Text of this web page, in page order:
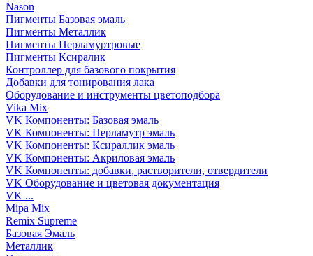
Nason
Пигменты Базовая эмаль
Пигменты Металлик
Пигменты Перламуртровые
Пигменты Ксиралик
Контроллер для базового покрытия
Добавки для тонирования лака
Оборудование и инструменты цветоподбора
Vika Mix
VK Компоненты: Базовая эмаль
VK Компоненты: Перламутр эмаль
VK Компоненты: Ксираллик эмаль
VK Компоненты: Акриловая эмаль
VK Компоненты: добавки, растворители, отвердители
VK Оборудование и цветовая документация
VK ...
Mipa Mix
Remix Supreme
Базовая Эмаль
Металлик